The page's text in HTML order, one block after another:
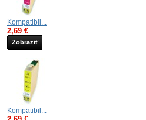
Kompatibil...
2,69 €
Zobraziť
Kompatibil...